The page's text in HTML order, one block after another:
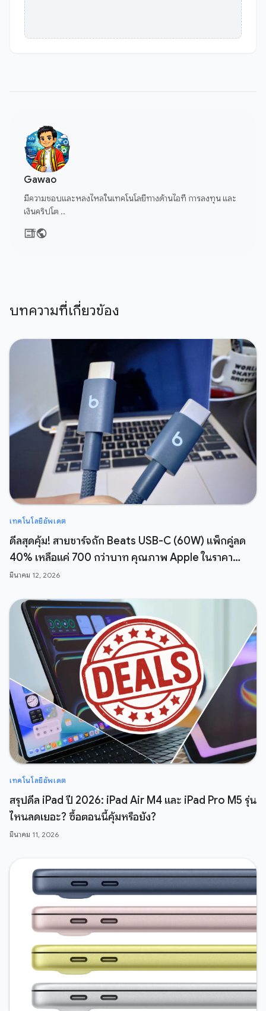
Gawao
มีความชอบและหลงไหลในเทคโนโลยีทางด้านไอที การลงทุน และ
เงินคริปโต ..
บทความที่เกี่ยวข้อง
เทคโนโลยีอัพเดต
ดีลสุดคุ้ม! สายชาร์จถัก Beats USB-C (60W) แพ็กคู่ลด
40% เหลือแค่ 700 กว่าบาท คุณภาพ Apple ในราคา
สบายกระเป๋า
มีนาคม 12, 2026
เทคโนโลยีอัพเดต
สรุปดีล iPad ปี 2026: iPad Air M4 และ iPad Pro M5 รุ่น
ไหนลดเยอะ? ซื้อตอนนี้คุ้มหรือยัง?
มีนาคม 11, 2026